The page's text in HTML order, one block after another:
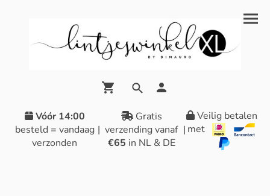
Vóór 14:00
besteld = vandaag
verzonden
|
Gratis
verzending vanaf
€65 in NL & DE
|
Veilig betalen
met